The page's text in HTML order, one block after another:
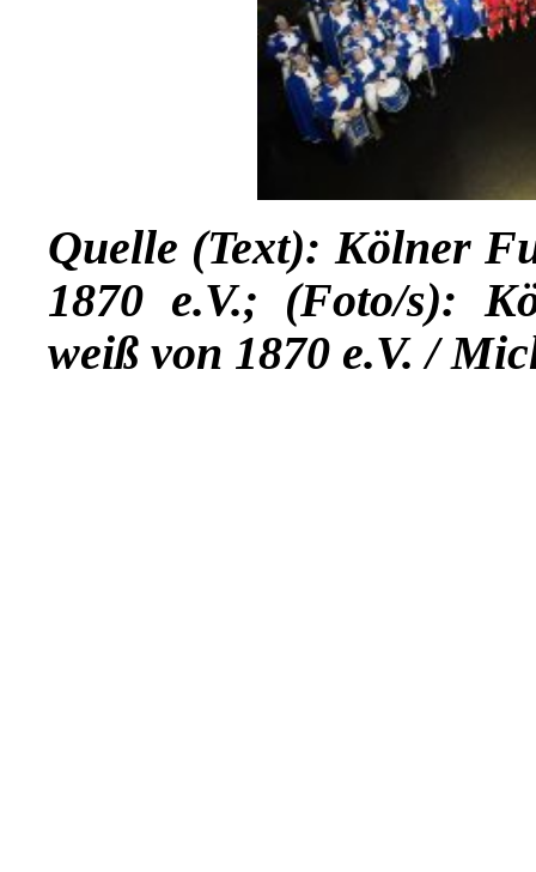
Quelle (Text): Kölner
1870 e.V.; (Foto/s):
weiß von 1870 e.V. /